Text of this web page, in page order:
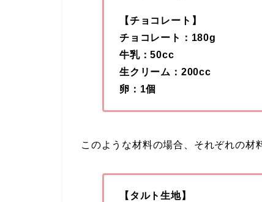
【チョコレート】
チョコレート：180g
牛乳：50cc
生クリーム：200cc
卵：1個
このような材料の場合、それぞれの材
【タルト生地】